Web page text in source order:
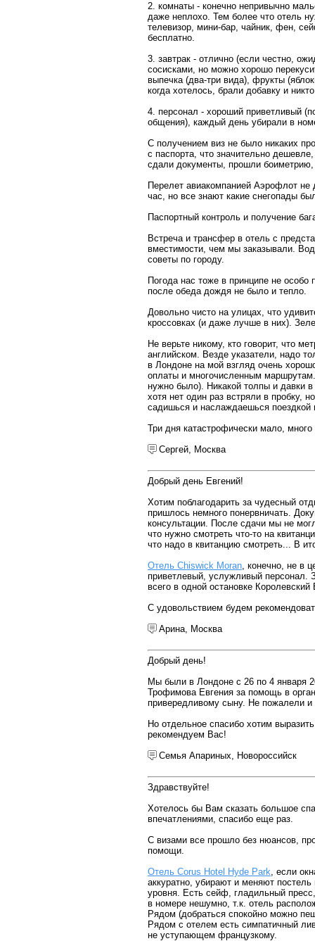
2. комнаты - конечно непривычно
даже неплохо. Тем более что отель
телевизор, мини-бар, чайник, фен,
бесплатно.
3. завтрак - отлично (если честно,
сосисками, но можно хорошо
выпечка (два-три вида), фрукты
когда хотелось, брали добавку и
4. персонал - хороший приветливый
общения), каждый день убирали в
С получением виз не было никаких
с паспорта, что значительно
сдали документы, прошли боиметрию,
Перелет авиакомпанией Аэрофлот не
час, но все знают какие снегопады
Паспортный контроль и получение
Встреча и трансфер в отель с
вместимости, чем мы заказывали.
советы по городу.
Погода нас тоже в принципе не
после обеда дождя не было и тепло.
Довольно чисто на улицах, что
кроссовках (и даже лучше в них).
Не верьте никому, кто говорит, что
английском. Везде указатели, надо
в Лондоне на мой взгляд очень
оплаты и многочисленным
нужно было). Никакой толпы и давки
хотя нет один раз встряли в пробку,
садишься и наслаждаешься поездкой
Три дня катастрофически мало,
Сергей, Москва
Добрый день Евгений!
Хотим поблагодарить за чудесный
пришлось немного понервничать.
консультации. После сдачи мы не
что нужно смотреть что-то на
что надо в квитанцию смотреть... В
Отель Chiswick Moran, конечно, не в
приветлевый, услужливый персонал.
всего в одной остановке
С удовольствием будем
Арина, Москва
Добрый день!
Мы были в Лондоне с 26 по 4 января
Трофимова Евгения за помощь в
привередливому сыну. Не пожалели и
Но отдельное спасибо хотим
рекомендуем Вас!
Семья Апариных, Новороссийск
Здравствуйте!
Хотелось бы Вам сказать большое
впечатлениями, спасибо еще раз.
С визами все прошло без нюансов,
помощи.
Отель Corus Hotel Hyde Park, если
аккуратно, убирают и меняют
уровня. Есть сейф, гладильный
в номере нешумно, т.к. отель
Рядом (добраться спокойно можно
Рядом с отелем есть симпатичный
не уступающем французкому.